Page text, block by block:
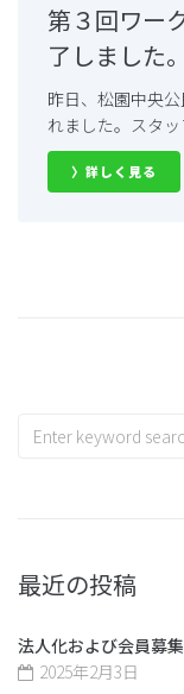
第３回ワー
了しました。
昨日、松園中央
れました。スタ
〉詳しく見る
最近の投稿
法人化および会員募
2025年2月3日